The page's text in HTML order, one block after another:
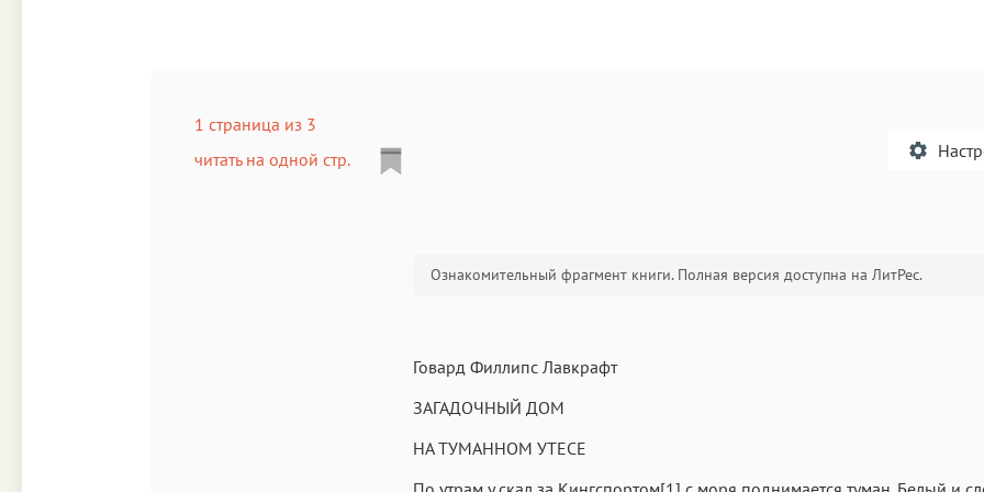
1 страница из 3
читать на одной стр.
Аа Аа Аа
Ознакомительный фрагмент книги. Полная версия доступна на ЛитРес.
Говард Филлипс Лавкрафт
ЗАГАДОЧНЫЙ ДОМ
НА ТУМАННОМ УТЕСЕ